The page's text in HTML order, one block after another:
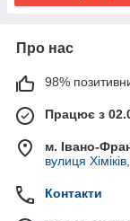
Про нас
98%
Працює з
м. Івано-
вулиця
Контакти